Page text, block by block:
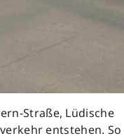
Straße, Lüdische
entstehen. So